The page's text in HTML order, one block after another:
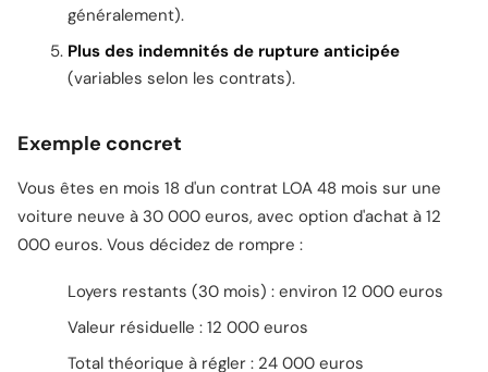
généralement).
Plus des indemnités de rupture anticipée
(variables selon les contrats).
Exemple concret
Vous êtes en mois 18 d'un contrat LOA 48 mois sur une
voiture neuve à 30 000 euros, avec option d'achat à 12
000 euros. Vous décidez de rompre :
Loyers restants (30 mois) : environ 12 000 euros
Valeur résiduelle : 12 000 euros
Total théorique à régler : 24 000 euros